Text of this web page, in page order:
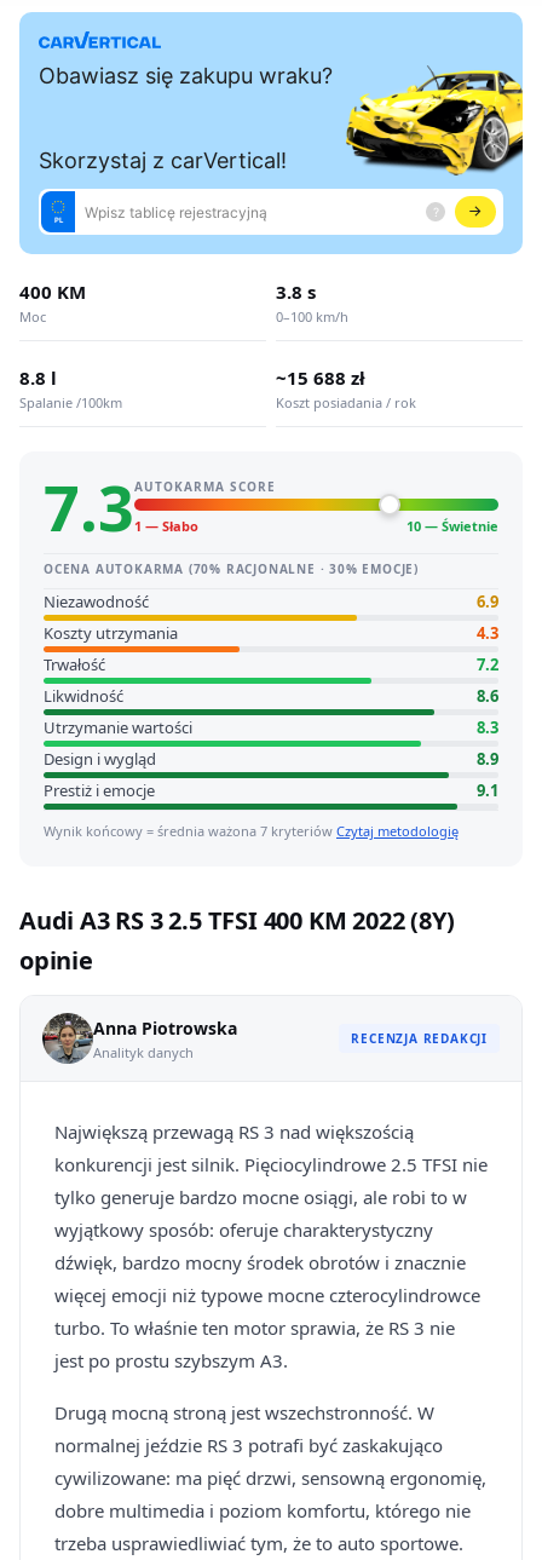
400 KM
Moc
3.8 s
0–100 km/h
8.8 l
Spalanie /100km
~15 688 zł
Koszt posiadania / rok
7.3AUTOKARMA SCORE
1 — Słabo 10 — Świetnie
OCENA AUTOKARMA (70% RACJONALNE · 30% EMOCJE)
Niezawodność
6.9
Koszty utrzymania
4.3
Trwałość
7.2
Likwidność
8.6
Utrzymanie wartości
8.3
Design i wygląd
8.9
Prestiż i emocje
9.1
Wynik końcowy = średnia ważona 7 kryteriów Czytaj metodologię
Audi A3 RS 3 2.5 TFSI 400 KM 2022 (8Y)
opinie
Anna Piotrowska
Analityk danych
RECENZJA REDAKCJI
Największą przewagą RS 3 nad większością
konkurencji jest silnik. Pięciocylindrowe 2.5 TFSI nie
tylko generuje bardzo mocne osiągi, ale robi to w
wyjątkowy sposób: oferuje charakterystyczny
dźwięk, bardzo mocny środek obrotów i znacznie
więcej emocji niż typowe mocne czterocylindrowce
turbo. To właśnie ten motor sprawia, że RS 3 nie
jest po prostu szybszym A3.
Drugą mocną stroną jest wszechstronność. W
normalnej jeździe RS 3 potrafi być zaskakująco
cywilizowane: ma pięć drzwi, sensowną ergonomię,
dobre multimedia i poziom komfortu, którego nie
trzeba usprawiedliwiać tym, że to auto sportowe.